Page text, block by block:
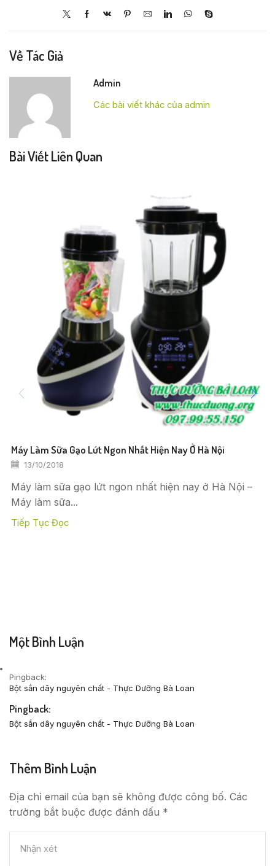
Về Tác Giả
Admin
Các bài viết khác của admin
Bài Viết Liên Quan
Máy Làm Sữa Gạo Lứt Ngon Nhất Hiện Nay Ở Hà Nội
13/10/2018
Máy làm sữa gạo lứt ngon nhất hiện nay ở Hà Nội –
Máy làm sữa...
Tiếp Tục Đọc
Một Bình Luận
Pingback:
Bột sắn dây nguyên chất - Thực Dưỡng Bà Loan
Pingback:
Bột sắn dây nguyên chất - Thực Dưỡng Bà Loan
Thêm Bình Luận
Địa chỉ email của bạn sẽ không được công bố. Các
trường bắt buộc được đánh dấu *